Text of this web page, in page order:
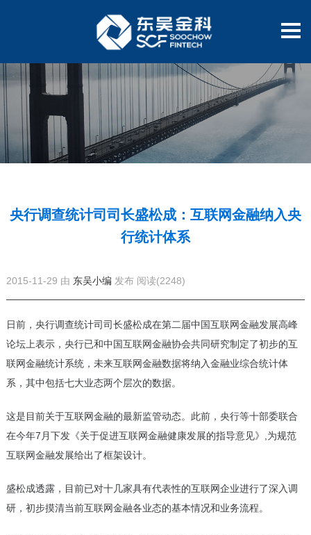
央行调查统计司司长盛松成：互联网金融纳入央
行统计体系
2015-11-29 由 东吴小编 发布 阅读(2248)
日前，央行调查统计司司长盛松成在第二届中国互联网金融发展高峰
论坛上表示，央行已和中国互联网金融协会共同研究制定了初步的互
联网金融统计系统，未来互联网金融数据将纳入金融业综合统计体
系，其中包括七大业态两个层次的数据。
这是目前关于互联网金融的最新监管动态。此前，央行等十部委联合
在今年7月下发《关于促进互联网金融健康发展的指导意见》,为规范
互联网金融发展给出了框架设计。
盛松成透露，目前已对十几家具有代表性的互联网企业进行了深入调
研，初步摸清当前互联网金融各业态的基本情况和业务流程。